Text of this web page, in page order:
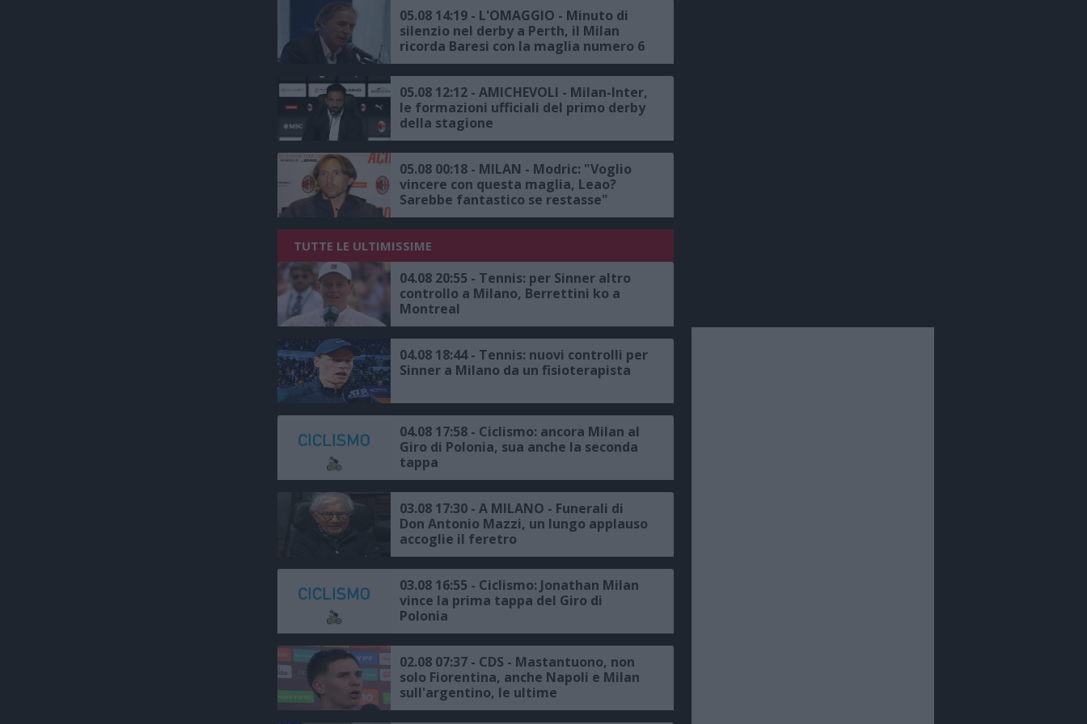
05.08 14:19 - L'OMAGGIO - Minuto di
silenzio nel derby a Perth, il Milan
ricorda Baresi con la maglia numero 6
05.08 12:12 - AMICHEVOLI - Milan-Inter,
le formazioni ufficiali del primo derby
della stagione
05.08 00:18 - MILAN - Modric: "Voglio
vincere con questa maglia, Leao?
Sarebbe fantastico se restasse"
TUTTE LE ULTIMISSIME
04.08 20:55 - Tennis: per Sinner altro
controllo a Milano, Berrettini ko a
Montreal
04.08 18:44 - Tennis: nuovi controlli per
Sinner a Milano da un fisioterapista
04.08 17:58 - Ciclismo: ancora Milan al
Giro di Polonia, sua anche la seconda
tappa
03.08 17:30 - A MILANO - Funerali di
Don Antonio Mazzi, un lungo applauso
accoglie il feretro
03.08 16:55 - Ciclismo: Jonathan Milan
vince la prima tappa del Giro di
Polonia
02.08 07:37 - CDS - Mastantuono, non
solo Fiorentina, anche Napoli e Milan
sull'argentino, le ultime